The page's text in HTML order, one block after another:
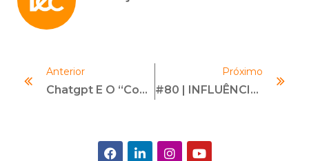
Anterior
Chatgpt E O “Compliance By Design”
Próximo
#80 | INFLUÊNCIA E AUTORIDADE DIGITAL | Com Flávia Gamonar